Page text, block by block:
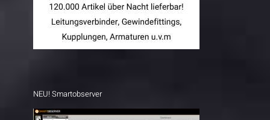
NEU! Smartobserver